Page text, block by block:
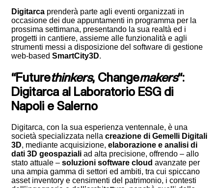
Digitarca prenderà parte agli eventi organizzati in
occasione dei due appuntamenti in programma per la
prossima settimana, presentando la sua realtà ed i
progetti in cantiere, assieme alle funzionalità e agli
strumenti messi a disposizione del software di gestione
web-based SmartCity3D.
“Futurethinkers, Changemakers“:
Digitarca al Laboratorio ESG di
Napoli e Salerno
Digitarca, con la sua esperienza ventennale, è una
società specializzata nella creazione di Gemelli Digitali
3D, mediante acquisizione, elaborazione e analisi di
dati 3D geospaziali ad alta precisione, offrendo – allo
stato attuale – soluzioni software cloud avanzate per
una ampia gamma di settori ed ambiti, tra cui spiccano
asset inventory e censimenti del patrimonio, i contesti